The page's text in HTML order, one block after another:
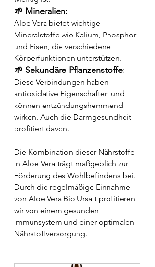
🌱 Mineralien:
Aloe Vera bietet wichtige
Mineralstoffe wie Kalium, Phosphor
und Eisen, die verschiedene
Körperfunktionen unterstützen.
🌱 Sekundäre Pflanzenstoffe:
Diese Verbindungen haben
antioxidative Eigenschaften und
können entzündungshemmend
wirken. Auch die Darmgesundheit
profitiert davon.
Die Kombination dieser Nährstoffe
in Aloe Vera trägt maßgeblich zur
Förderung des Wohlbefindens bei.
Durch die regelmäßige Einnahme
von Aloe Vera Bio Ursaft profitieren
wir von einem gesunden
Immunsystem und einer optimalen
Nährstoffversorgung.